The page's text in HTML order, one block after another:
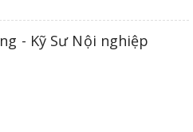
- Kỹ Sư Nội nghiệp